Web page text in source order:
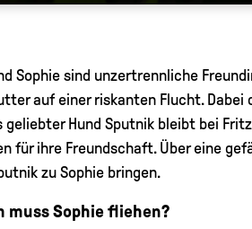
Sophie sind unzertrennliche
auf einer riskanten Flucht. Dabei
geliebter Hund Sputnik bleibt bei
für ihre Freundschaft. Über eine
zu Sophie bringen.
muss Sophie fliehen?